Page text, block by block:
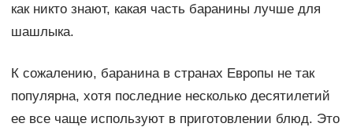
как никто знают, какая часть баранины лучше для
шашлыка.
К сожалению, баранина в странах Европы не так
популярна, хотя последние несколько десятилетий
ее все чаще используют в приготовлении блюд. Это